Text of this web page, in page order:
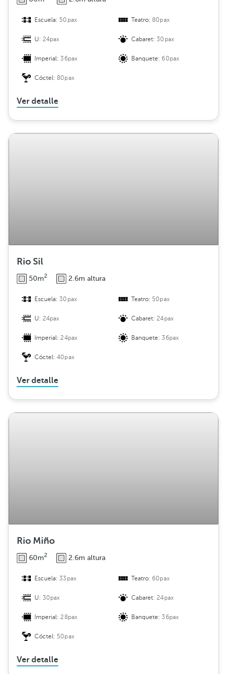
Escuela: 50pax Teatro:80pax
U:24pax Cabaret:30pax
Imperial:36pax Banquete:60pax
Cóctel:80pax
Ver detalle
Rio Sil
50m2 2.6m altura
Escuela:30pax Teatro: 50pax
U:24pax Cabaret:24pax
Imperial:24pax Banquete:36pax
Cóctel:40pax
Ver detalle
Rio Miño
60m2 2.6m altura
Escuela:33pax Teatro:60pax
U:30pax Cabaret:24pax
Imperial:28pax Banquete:36pax
Cóctel: 50pax
Ver detalle